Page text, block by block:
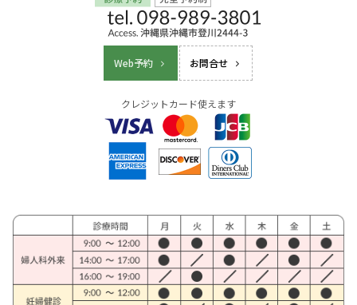
Web予約 お問合せ
クレジットカード使えます